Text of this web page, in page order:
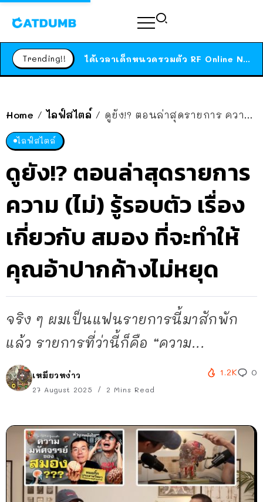
Trending!! ได้เวลาเด็กหนวดรวมตัว RF Online Next เปิดให้เล่นแล้ว เกม Sci-Fi MMORPG ระดับตำนาน เล่นได้ทั้งมือถือและ PC
Home / ไลฟ์สไตล์ / ดูยัง!? ตอนล่าสุดรายการ ความ (ไม่) รู้รอบตัว เรื่องเกี่ยวกับ สมอง ที่จะทำให้คุณอ้าปากค้างไม่หยุด
ไลฟ์สไตล์
ดูยัง!? ตอนล่าสุดรายการ
ความ (ไม่) รู้รอบตัว เรื่อง
เกี่ยวกับ สมอง ที่จะทำให้
คุณอ้าปากค้างไม่หยุด
จริง ๆ ผมเป็นแฟนรายการนี้มาสักพัก
แล้ว รายการที่ว่านี้ก็คือ “ความ...
เหมียวหง่าว
27 August 2025 2 Mins Read
1.2K 0